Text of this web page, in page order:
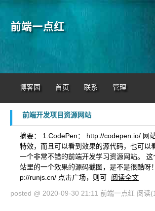
前端一点红
博客园 首页 联系 管理
前端开发项目资源网站
摘要： 1.CodePen： http://codepen.io/ 网
特效，而且可以看到效果的源代码，也可以
一个非常不错的前端开发学习资源网站。 这
站里的一个效果的源码截图，是不是很酷呀
p://runjs.cn/ 点击广场，则可
阅读全文
posted @ 2020-09-30 21:11 前端一点红 阅读